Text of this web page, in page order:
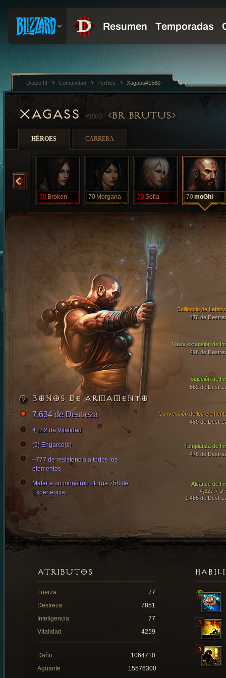
XAGASS#1560 BR BRUTUS
HÉROES CARRERA
70 Broken 70 Morgana 70Sofia 70moGhi
Vasta extensión de
496 de
Sujeción de
662 de
Soliloquio de
476 de
Templanza de
478 de
Alcance de
4,327.7
1,465 de
Convención de los
489 de
BONOS DE ARMAMENTO
7,634 de Destreza
4,112 de Vitalidad
(9) Engarce(s)
+777 de resistencia a todos los
elementos
Matar a un monstruo otorga 758 de
Experiencia.
ATRIBUTOS
Fuerza
77
Destreza
7851
Inteligencia
77
Vitalidad
4259
Daño
1064710
Aguante
15576300
Diablo III Comunidad Perfiles Xagass#1560